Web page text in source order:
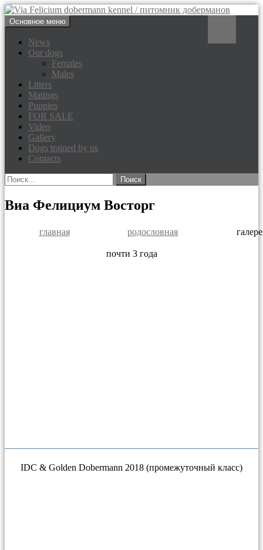
Via Felicium dobermann
kennel / питомник доберманов
Основное меню
к
News
Our dogs
Females
Males
Litters
Matings
Puppies
FOR SALE
Video
Gallery
Dogs trained by us
Contacts
Найти:
Виа Фелициум Восторг
главная родословная
почти 3 года
IDC & Golden Dobermann 2018 (промежуточный класс)